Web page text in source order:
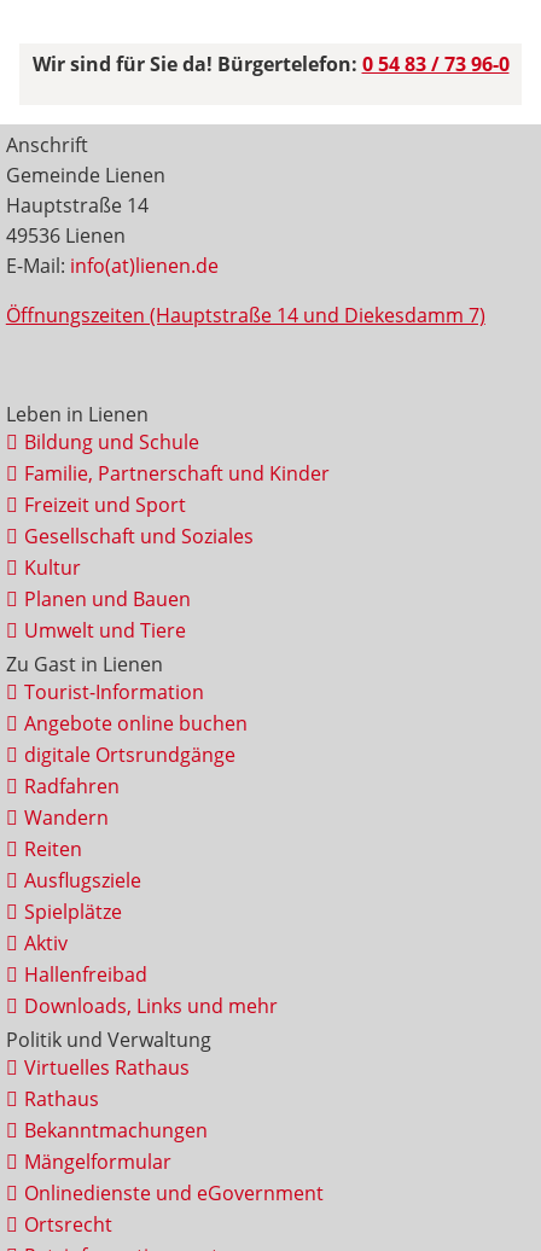
Wir sind für Sie da! Bürgertelefon: 0 54 83 / 73 96-0
Anschrift
Gemeinde Lienen
Hauptstraße 14
49536 Lienen
E-Mail: info(at)lienen.de
Öffnungszeiten (Hauptstraße 14 und Diekesdamm 7)
Leben in Lienen
Bildung und Schule
Familie, Partnerschaft und Kinder
Freizeit und Sport
Gesellschaft und Soziales
Kultur
Planen und Bauen
Umwelt und Tiere
Zu Gast in Lienen
Tourist-Information
Angebote online buchen
digitale Ortsrundgänge
Radfahren
Wandern
Reiten
Ausflugsziele
Spielplätze
Aktiv
Hallenfreibad
Downloads, Links und mehr
Politik und Verwaltung
Virtuelles Rathaus
Rathaus
Bekanntmachungen
Mängelformular
Onlinedienste und eGovernment
Ortsrecht